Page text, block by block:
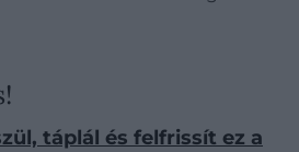
táplál és felfrissít ez a